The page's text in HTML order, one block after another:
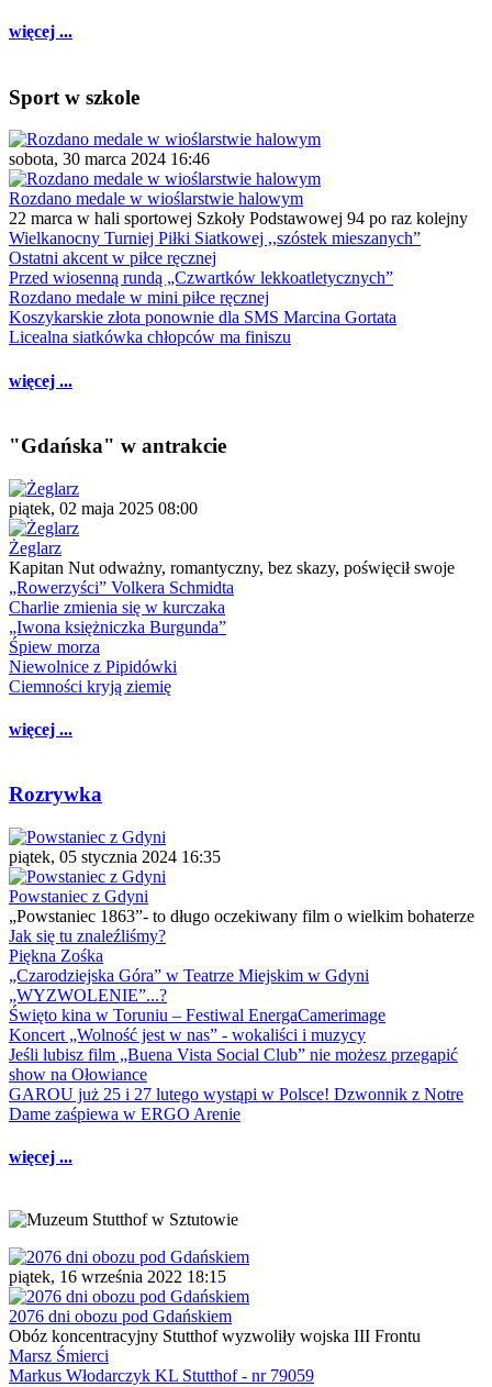
więcej ...
Sport w szkole
sobota, 30 marca 2024 16:46
Rozdano medale w wioślarstwie halowym
22 marca w hali sportowej Szkoły Podstawowej 94 po raz kolejny
Wielkanocny Turniej Piłki Siatkowej ,,szóstek mieszanych”
Ostatni akcent w piłce ręcznej
Przed wiosenną rundą „Czwartków lekkoatletycznych”
Rozdano medale w mini piłce ręcznej
Koszykarskie złota ponownie dla SMS Marcina Gortata
Licealna siatkówka chłopców ma finiszu
więcej ...
"Gdańska" w antrakcie
piątek, 02 maja 2025 08:00
Żeglarz
Kapitan Nut odważny, romantyczny, bez skazy, poświęcił swoje
„Rowerzyści” Volkera Schmidta
Charlie zmienia się w kurczaka
„Iwona księżniczka Burgunda”
Śpiew morza
Niewolnice z Pipidówki
Ciemności kryją ziemię
więcej ...
Rozrywka
piątek, 05 stycznia 2024 16:35
Powstaniec z Gdyni
„Powstaniec 1863”- to długo oczekiwany film o wielkim bohaterze
Jak się tu znaleźliśmy?
Piękna Zośka
„Czarodziejska Góra” w Teatrze Miejskim w Gdyni
„WYZWOLENIE”...?
Święto kina w Toruniu – Festiwal EnergaCamerimage
Koncert „Wolność jest w nas” - wokaliści i muzycy
Jeśli lubisz film „Buena Vista Social Club” nie możesz przegapić
show na Ołowiance
GAROU już 25 i 27 lutego wystąpi w Polsce! Dzwonnik z Notre
Dame zaśpiewa w ERGO Arenie
więcej ...
piątek, 16 września 2022 18:15
2076 dni obozu pod Gdańskiem
Obóz koncentracyjny Stutthof wyzwoliły wojska III Frontu
Marsz Śmierci
Markus Włodarczyk KL Stutthof - nr 79059